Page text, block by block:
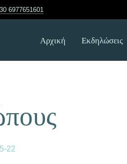
6977651601
Αρχική Εκδηλώσεις
22